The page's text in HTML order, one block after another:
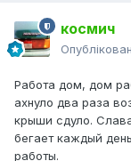
космич
Работа дом, дом
ахнуло два раза
крыши сдуло.
бегает каждый
работы.